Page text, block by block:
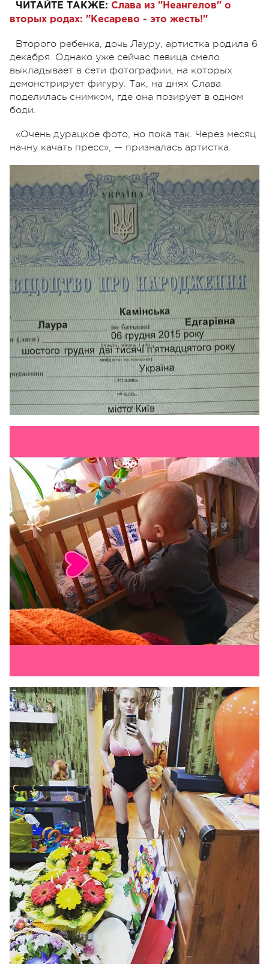
ЧИТАЙТЕ ТАКЖЕ: Слава из "Неангелов" о
вторых родах: "Кесарево - это жесть!"
Второго ребенка, дочь Лауру, артистка родила 6
декабря. Однако уже сейчас певица смело
выкладывает в сети фотографии, на которых
демонстрирует фигуру. Так, на днях Слава
поделилась снимком, где она позирует в одном
боди.
«Очень дурацкое фото, но пока так. Через месяц
начну качать пресс», — призналась артистка.